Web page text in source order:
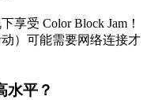
享受 Color Block Jam！
）可能需要网络连接才
水平？